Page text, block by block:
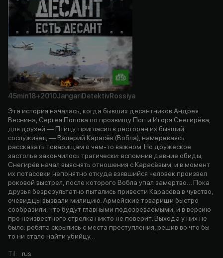
45min18+2010JangariDetektivRossiya
Эта история началась, когда бывших десантников Андрея
Веснина, Сергея Попова по прозвищу Поп и Игоря Снегирёва,
для друзей — Птицу, пригласил в ресторан их бывший
сослуживец — Валерий Карасёв (Вобла), намереваясь
рассказать товарищам о чем-то важном. Но дружеское
застолье закончилось трагически: вспомнив давние обиды,
Снегирёв начал выяснять отношения с Карасёвым, и в момент
их потасовки непонятно откуда взявшийся человек произвел
роковой выстрел, после которого Вобла упал замертво… Пока
друзья безрезультатно пытались привести Карасёва в чувство,
очевидцы вызвали милицию. Армейские товарищи быстро
сообразили, что будут главными подозреваемыми, и в версию
про неизвестного стрелка никто не поверит. Выхода у них не
было: ребята скрылись с места преступления, решив во что бы
то ни стало найти убийцу…
Til: rus